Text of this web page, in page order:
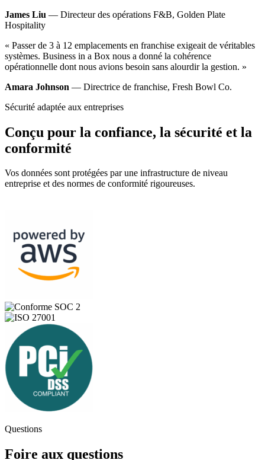
James Liu — Directeur des opérations F&B, Golden Plate
Hospitality
« Passer de 3 à 12 emplacements en franchise exigeait de véritables
systèmes. Business in a Box nous a donné la cohérence
opérationnelle dont nous avions besoin sans alourdir la gestion. »
Amara Johnson — Directrice de franchise, Fresh Bowl Co.
Sécurité adaptée aux entreprises
Conçu pour la confiance, la sécurité et la
conformité
Vos données sont protégées par une infrastructure de niveau
entreprise et des normes de conformité rigoureuses.
Questions
Foire aux questions